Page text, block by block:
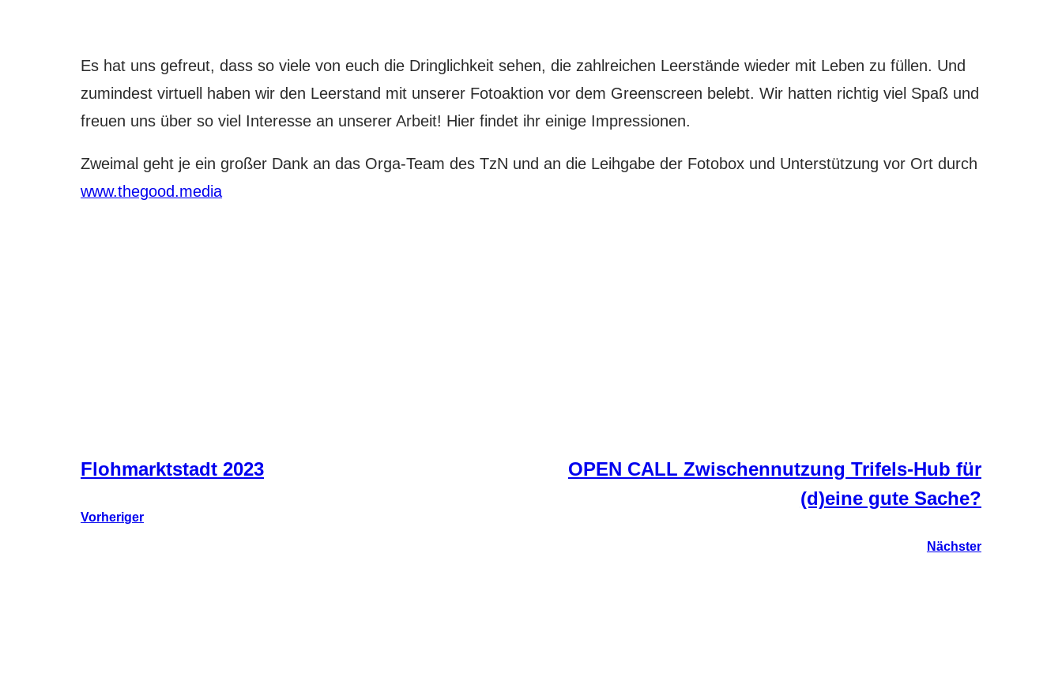
Es hat uns gefreut, dass so viele von euch die Dringlichkeit sehen, die zahlreichen Leerstände wieder mit Leben zu füllen. Und
zumindest virtuell haben wir den Leerstand mit unserer Fotoaktion vor dem Greenscreen belebt. Wir hatten richtig viel Spaß und
freuen uns über so viel Interesse an unserer Arbeit! Hier findet ihr einige Impressionen.
Zweimal geht je ein großer Dank an das Orga-Team des TzN und an die Leihgabe der Fotobox und Unterstützung vor Ort durch
www.thegood.media
Flohmarktstadt 2023
Vorheriger
OPEN CALL Zwischennutzung Trifels-Hub für
(d)eine gute Sache?
Nächster